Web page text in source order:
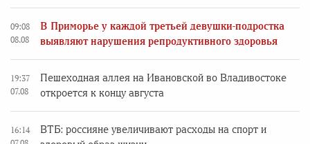
09:08
08.08
В Приморье у каждой третьей девушки-подростка
выявляют нарушения репродуктивного здоровья
19:37
07.08
Пешеходная аллея на Ивановской во Владивостоке
откроется к концу августа
16:14
ВТБ: россияне увеличивают расходы на спорт и